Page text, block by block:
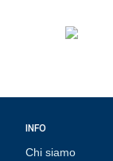
INFO
Chi siamo